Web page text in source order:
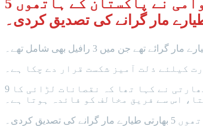
بھارت کی حکمران جماعت بھارتیہ جنتا پارٹی (بی جے پی) کے اہم رہنما سبرامنین سوامی نے پاکستان کے ہاتھوں 5
مار گرانے کی تصدیق کردی۔
کیلئے ذلت آمیز شکست قرار دے چکا ہے۔
9 مئی کو ایک بریفنگ میں رافیل طیارے کے نقصان کے بارے میں ایک سوال کے جواب میں بھارتی فضائیہ کے ائیر مارشل اے کے بھارتی نے کہا تھا کہ نقصانات لڑائی کا
اس سے فریق مخالف کو فائدہ ہوتا ہے۔
کردی۔